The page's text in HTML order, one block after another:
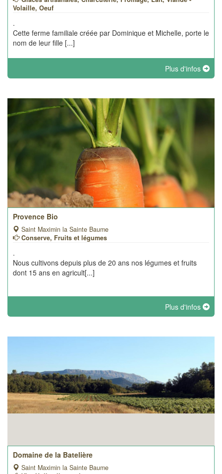
Volaille, Oeuf
.
Cette ferme familiale créée par Dominique et Michelle, porte le
nom de leur fille [...]
Plus d'infos
Provence Bio
Saint Maximin la Sainte Baume
Conserve, Fruits et légumes
.
Nous cultivons depuis plus de 20 ans nos légumes et fruits
dont 15 ans en agricult[...]
Plus d'infos
Domaine de la Batelière
Saint Maximin la Sainte Baume